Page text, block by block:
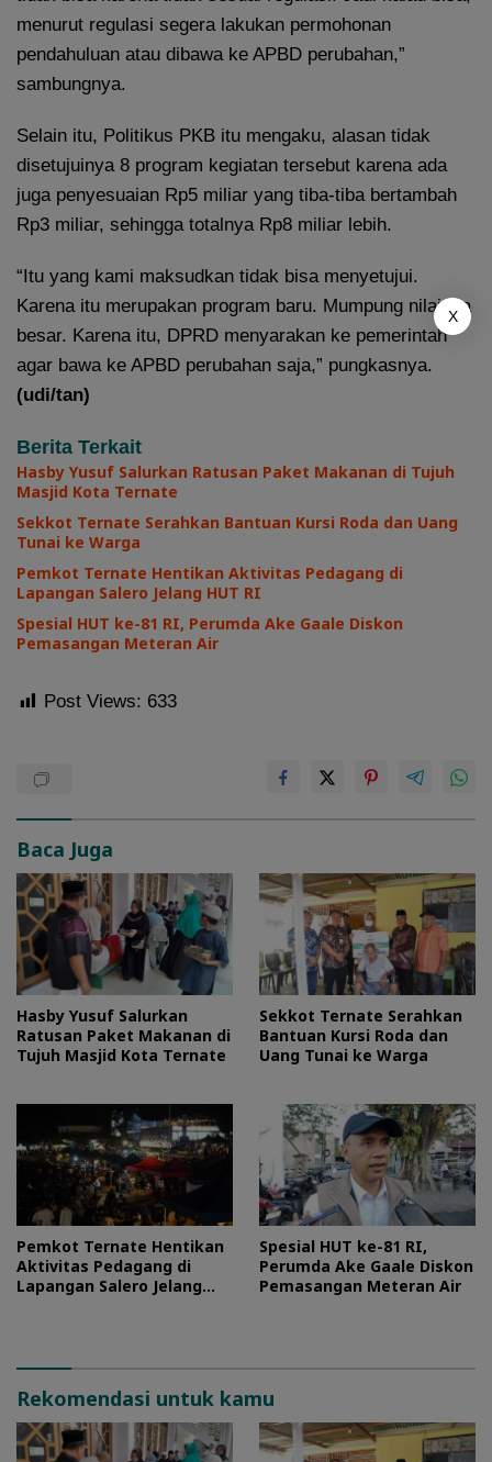
menurut regulasi segera lakukan permohonan
pendahuluan atau dibawa ke APBD perubahan,”
sambungnya.
Selain itu, Politikus PKB itu mengaku, alasan tidak
disetujuinya 8 program kegiatan tersebut karena ada
juga penyesuaian Rp5 miliar yang tiba-tiba bertambah
Rp3 miliar, sehingga totalnya Rp8 miliar lebih.
“Itu yang kami maksudkan tidak bisa menyetujui.
Karena itu merupakan program baru. Mumpung nilainya
besar. Karena itu, DPRD menyarakan ke pemerintah
agar bawa ke APBD perubahan saja,” pungkasnya.
(udi/tan)
Berita Terkait
Hasby Yusuf Salurkan Ratusan Paket Makanan di Tujuh
Masjid Kota Ternate
Sekkot Ternate Serahkan Bantuan Kursi Roda dan Uang
Tunai ke Warga
Pemkot Ternate Hentikan Aktivitas Pedagang di
Lapangan Salero Jelang HUT RI
Spesial HUT ke-81 RI, Perumda Ake Gaale Diskon
Pemasangan Meteran Air
Post Views: 633
Baca Juga
Hasby Yusuf Salurkan
Ratusan Paket Makanan di
Tujuh Masjid Kota Ternate
Sekkot Ternate Serahkan
Bantuan Kursi Roda dan
Uang Tunai ke Warga
Pemkot Ternate Hentikan
Aktivitas Pedagang di
Lapangan Salero Jelang
Spesial HUT ke-81 RI,
Perumda Ake Gaale Diskon
Pemasangan Meteran Air
Rekomendasi untuk kamu
X